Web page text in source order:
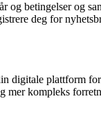
og betingelser og
deg for
digitale plattform
mer kompleks